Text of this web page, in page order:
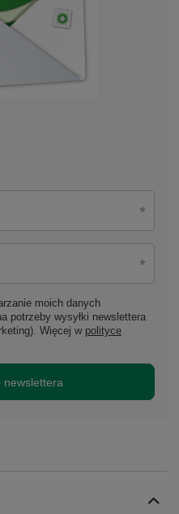
moich danych
potrzeby wysyłki newslettera
Więcej w polityce
newslettera